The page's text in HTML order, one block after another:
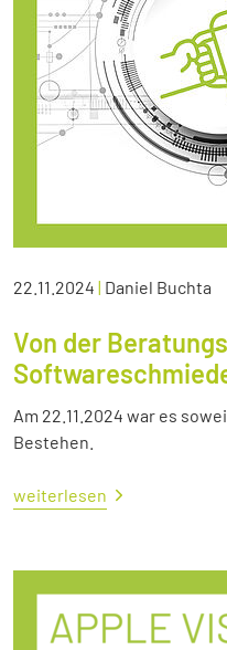
22.11.2024 | Daniel Buchta
Von der
Am 22.11.2024 war es
Bestehen.
weiterlesen